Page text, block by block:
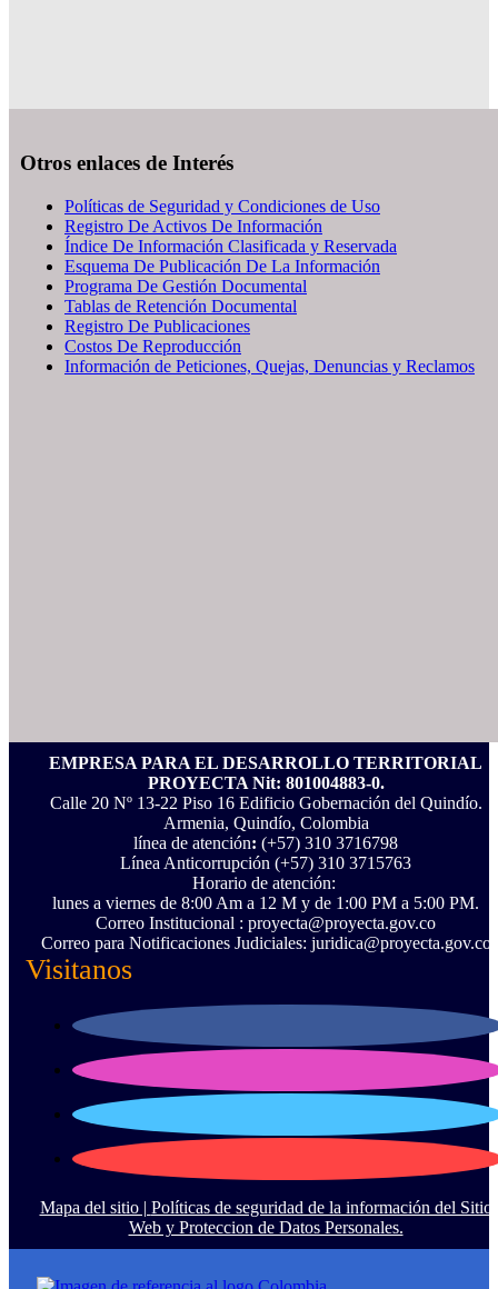
Otros enlaces de Interés
Políticas de Seguridad y Condiciones de Uso
Registro De Activos De Información
Índice De Información Clasificada y Reservada
Esquema De Publicación De La Información
Programa De Gestión Documental
Tablas de Retención Documental
Registro De Publicaciones
Costos De Reproducción
Información de Peticiones, Quejas, Denuncias y Reclamos
EMPRESA PARA EL DESARROLLO TERRITORIAL
PROYECTA Nit: 801004883-0.
Calle 20 Nº 13-22 Piso 16 Edificio Gobernación del Quindío.
Armenia, Quindío, Colombia
línea de atención: (+57) 310 3716798
Línea Anticorrupción ‪(+57) 310 3715763‬
Horario de atención:
lunes a viernes de 8:00 Am a 12 M y de 1:00 PM a 5:00 PM.
Correo Institucional : proyecta@proyecta.gov.co
Correo para Notificaciones Judiciales: juridica@proyecta.gov.co
Visitanos
Mapa del sitio | Políticas de seguridad de la información del Sitio
Web y Proteccion de Datos Personales.